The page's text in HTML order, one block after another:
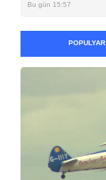
Bu gün 15:57
POPULYAR